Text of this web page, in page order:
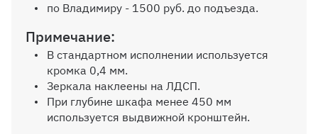
роликовых направляющих, без
ручек
по Владимиру - 1500 руб. до подъезда.
Примечание:
В стандартном исполнении используется
кромка 0,4 мм.
Зеркала наклеены на ЛДСП.
При глубине шкафа менее 450 мм
используется выдвижной кронштейн.